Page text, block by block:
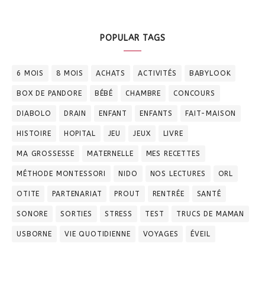
POPULAR TAGS
6 MOIS 8 MOIS ACHATS ACTIVITÉS BABYLOOK
BOX DE PANDORE BÉBÉ CHAMBRE CONCOURS
DIABOLO DRAIN ENFANT ENFANTS FAIT-MAISON
HISTOIRE HOPITAL JEU JEUX LIVRE
MA GROSSESSE MATERNELLE MES RECETTES
MÉTHODE MONTESSORI NIDO NOS LECTURES ORL
OTITE PARTENARIAT PROUT RENTRÉE SANTÉ
SONORE SORTIES STRESS TEST TRUCS DE MAMAN
USBORNE VIE QUOTIDIENNE VOYAGES ÉVEIL